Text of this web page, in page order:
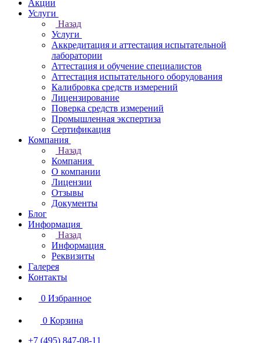
Акции
Услуги
Назад
Услуги
Аккредитация и аттестация испытательной
лаборатории
Аттестация и обучение специалистов
Аттестация испытательного оборудования
Калибровка средств измерений
Лицензирование
Поверка средств измерений
Промышленная экспертиза
Сертификация
Компания
Назад
Компания
О компании
Лицензии
Отзывы
Документы
Блог
Информация
Назад
Информация
Реквизиты
Галерея
Контакты
0 Избранное
0 Корзина
+7 (495) 847-08-11